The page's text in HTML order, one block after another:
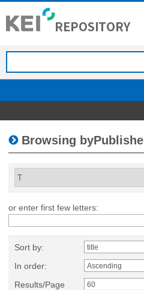
Browsing
or enter first few letters:
Sort by:
In order:
Results/Page